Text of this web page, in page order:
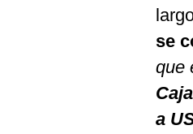
se
que
a